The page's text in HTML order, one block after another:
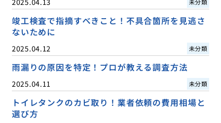
未分類
竣工検査で指摘すべきこと！不具合箇所を見逃さ
ないために
2025.04.12 未分類
雨漏りの原因を特定！プロが教える調査方法
2025.04.11 未分類
トイレタンクのカビ取り！業者依頼の費用相場と
選び方